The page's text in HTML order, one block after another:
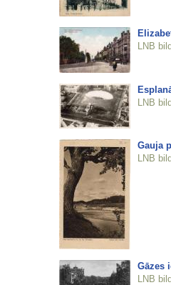
LNB
LNB
Gauja
LNB
Gāzes
LNB